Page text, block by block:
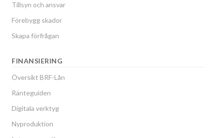
Tillsyn och ansvar
Förebygg skador
Skapa förfrågan
FINANSIERING
Översikt BRF-Lån
Ränteguiden
Digitala verktyg
Nyproduktion